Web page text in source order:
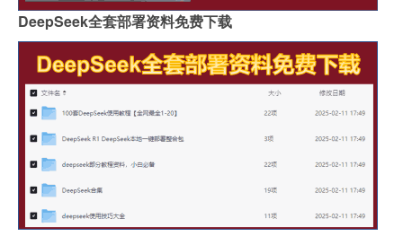
DeepSeek全套部署资料免费下载